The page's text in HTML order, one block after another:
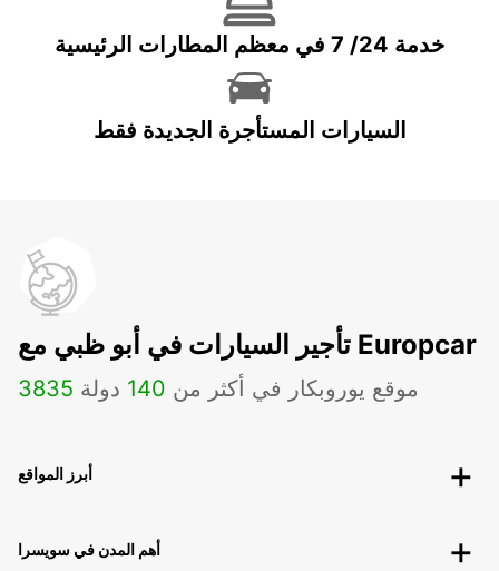
خدمة 24/ 7 في معظم المطارات الرئيسية
السيارات المستأجرة الجديدة فقط
تأجير السيارات في أبو ظبي مع Europcar
3835 موقع يوروبكار في أكثر من 140 دولة
أبرز المواقع
أهم المدن في سويسرا